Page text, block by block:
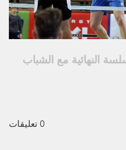
النهائية مع الشباب
0 تعليقات